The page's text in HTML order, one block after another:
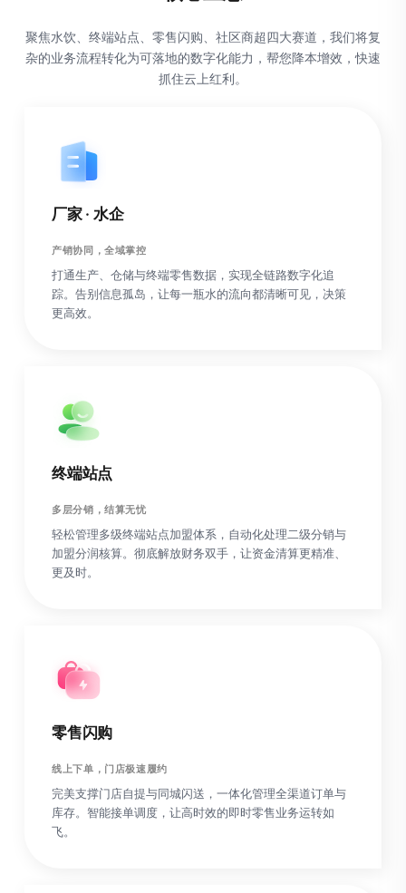
聚焦水饮、终端站点、零售闪购、社区商超四大赛道，我们将复
杂的业务流程转化为可落地的数字化能力，帮您降本增效，快速
抓住云上红利。
厂家 · 水企
产销协同，全域掌控
打通生产、仓储与终端零售数据，实现全链路数字化追
踪。告别信息孤岛，让每一瓶水的流向都清晰可见，决策
更高效。
终端站点
多层分销，结算无忧
轻松管理多级终端站点加盟体系，自动化处理二级分销与
加盟分润核算。彻底解放财务双手，让资金清算更精准、
更及时。
零售闪购
线上下单，门店极速履约
完美支撑门店自提与同城闪送，一体化管理全渠道订单与
库存。智能接单调度，让高时效的即时零售业务运转如
飞。